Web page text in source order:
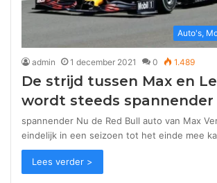
Auto's,
admin 1 december 2021 0 1.489
De strijd tussen Max en
wordt steeds spannender
spannender Nu de Red Bull auto van Max
eindelijk in een seizoen tot het einde mee
Lees verder >